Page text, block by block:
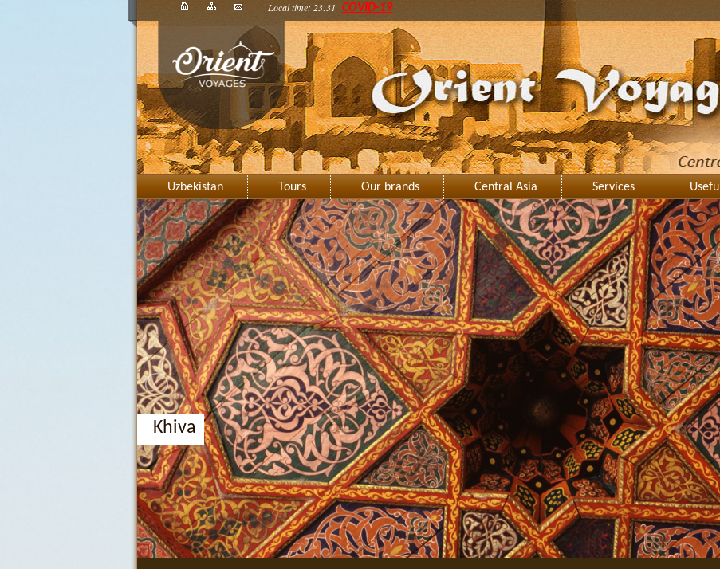
Local time: 23:31 COVID-19
Uzbekistan Tours Our brands Central Asia Services Useful
Khiva